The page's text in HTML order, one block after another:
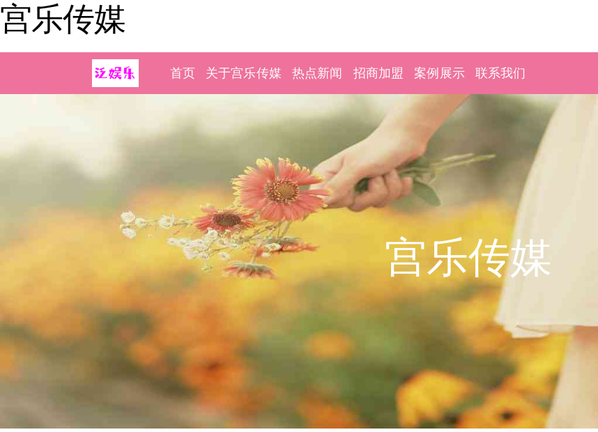
宫乐传媒
首页 关于宫乐传媒 热点新闻 招商加盟 案例展示 联系我们
宫乐传媒